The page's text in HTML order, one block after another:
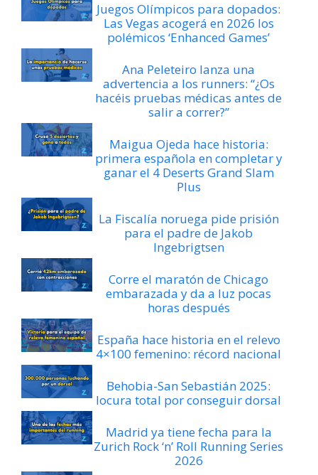
Juegos Olímpicos para dopados:
Las Vegas acogerá en 2026 los
polémicos ‘Enhanced Games’
Ana Peleteiro lanza una
advertencia a los runners: “¿Os
hacéis pruebas médicas antes de
salir a correr?”
Maigua Ojeda hace historia:
primera española en completar y
ganar el 4 Deserts Grand Slam
Plus
La Fiscalía noruega pide prisión
para el padre de Jakob
Ingebrigtsen
Corre el maratón de Chicago
embarazada y da a luz pocas
horas después
España hace historia en el relevo
4×100 femenino: récord nacional
Behobia-San Sebastián 2025:
locura total por conseguir dorsal
Madrid ya tiene fecha para la
Zurich Rock ‘n’ Roll Running Series
2026